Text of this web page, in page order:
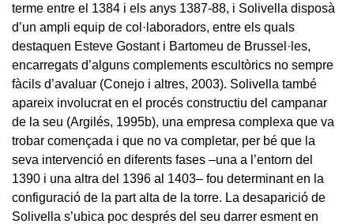
terme entre el 1384 i els anys 1387-88, i Solivella disposà
d’un ampli equip de col·laboradors, entre els quals
destaquen Esteve Gostant i Bartomeu de Brussel·les,
encarregats d’alguns complements escultòrics no sempre
fàcils d’avaluar (Conejo i altres, 2003). Solivella també
apareix involucrat en el procés constructiu del campanar
de la seu (Argilés, 1995b), una empresa complexa que va
trobar començada i que no va completar, per bé que la
seva intervenció en diferents fases –una a l’entorn del
1390 i una altra del 1396 al 1403– fou determinant en la
configuració de la part alta de la torre. La desaparició de
Solivella s’ubica poc després del seu darrer esment en